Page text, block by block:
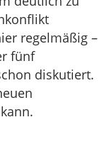
regelmäßig –
fünf
diskutiert.